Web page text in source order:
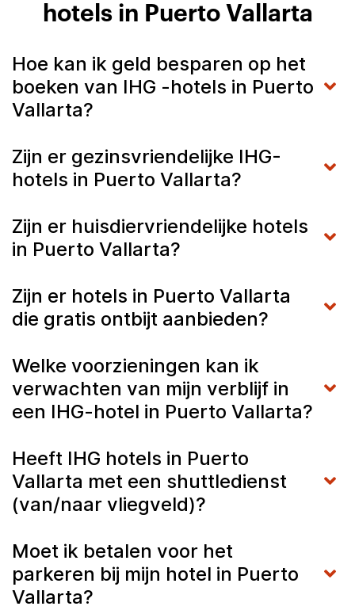
hotels in Puerto Vallarta
Hoe kan ik geld besparen op het
boeken van IHG -hotels in Puerto
Vallarta?
Zijn er gezinsvriendelijke IHG-
hotels in Puerto Vallarta?
Zijn er huisdiervriendelijke hotels
in Puerto Vallarta?
Zijn er hotels in Puerto Vallarta
die gratis ontbijt aanbieden?
Welke voorzieningen kan ik
verwachten van mijn verblijf in
een IHG-hotel in Puerto Vallarta?
Heeft IHG hotels in Puerto
Vallarta met een shuttledienst
(van/naar vliegveld)?
Moet ik betalen voor het
parkeren bij mijn hotel in Puerto
Vallarta?